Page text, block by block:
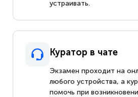
устраивать.
Куратор в чате
Экзамен проходит на
любого устройства, а
помочь при